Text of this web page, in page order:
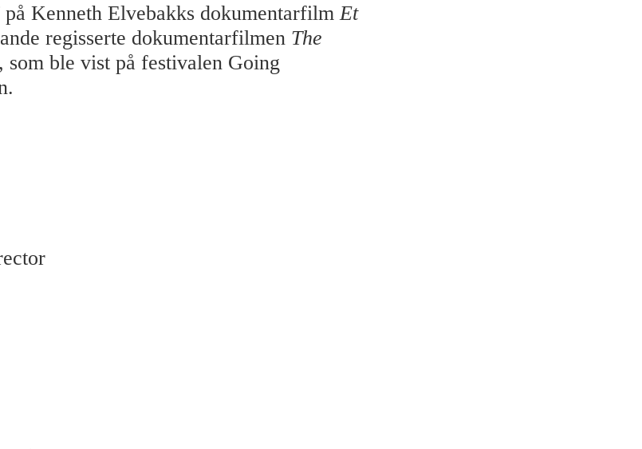
Kenneth Elvebakks dokumentarfilmEt
regisserte dokumentarfilmen The
som ble vist på festivalen Going